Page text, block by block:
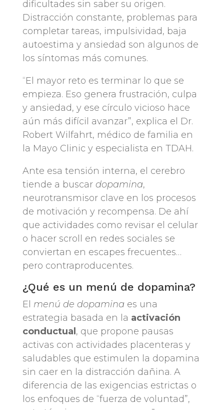
dificultades sin saber su origen.
Distracción constante, problemas para
completar tareas, impulsividad, baja
autoestima y ansiedad son algunos de
los síntomas más comunes.
“El mayor reto es terminar lo que se
empieza. Eso genera frustración, culpa
y ansiedad, y ese círculo vicioso hace
aún más difícil avanzar”, explica el Dr.
Robert Wilfahrt, médico de familia en
la Mayo Clinic y especialista en TDAH.
Ante esa tensión interna, el cerebro
tiende a buscar dopamina,
neurotransmisor clave en los procesos
de motivación y recompensa. De ahí
que actividades como revisar el celular
o hacer scroll en redes sociales se
conviertan en escapes frecuentes…
pero contraproducentes.
¿Qué es un menú de dopamina?
El menú de dopamina es una
estrategia basada en la activación
conductual, que propone pausas
activas con actividades placenteras y
saludables que estimulen la dopamina
sin caer en la distracción dañina. A
diferencia de las exigencias estrictas o
los enfoques de “fuerza de voluntad”,